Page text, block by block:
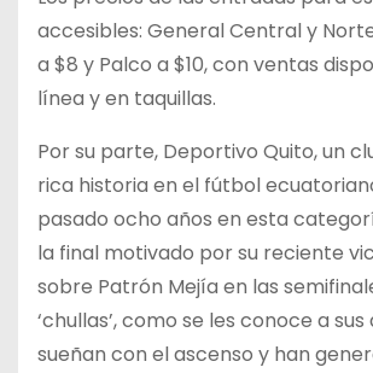
accesibles: General Central y
a $8 y Palco a $10, con ventas
línea y en taquillas.
Por su parte, Deportivo Quito, un
rica historia en el fútbol
pasado ocho años en esta
la final motivado por su reciente
sobre Patrón Mejía en las
‘chullas’, como se les conoce a
sueñan con el ascenso y han